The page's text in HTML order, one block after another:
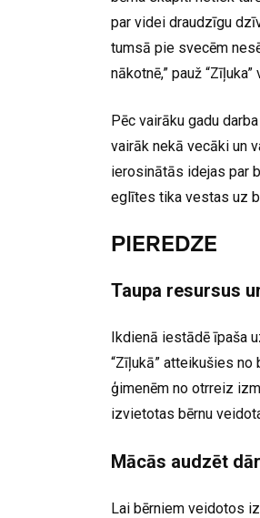
par videi draudzīgu
tumsā pie svecēm
nākotnē,” pauž
Pēc vairāku gadu
vairāk nekā vecāki un
ierosinātās idejas par
eglītes tika vestas uz
PIEREDZE
Taupa resursus
Ikdienā iestādē īpaša
“Zīļukā” atteikušies
ģimenēm no otrreiz
izvietotas bērnu
Mācās audzēt
Lai bērniem veidotos